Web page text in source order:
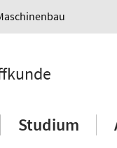
Studium